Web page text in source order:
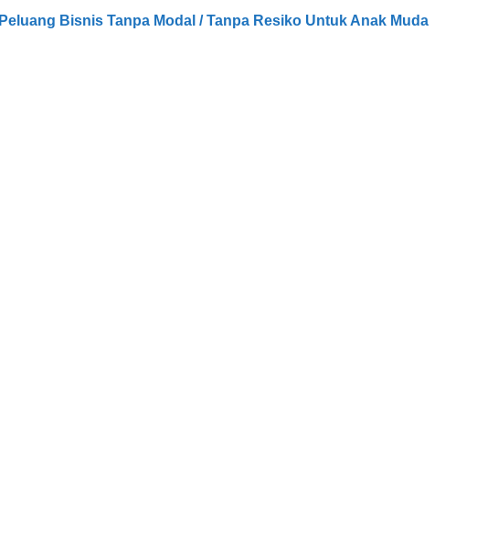
Peluang Bisnis Tanpa Modal / Tanpa Resiko Untuk Anak Muda